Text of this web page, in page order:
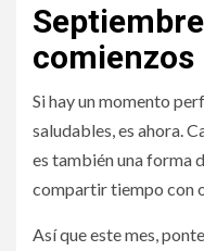
comienzos
Si hay un momento
saludables, es ahora.
es también una forma
compartir tiempo con
Así que este mes,